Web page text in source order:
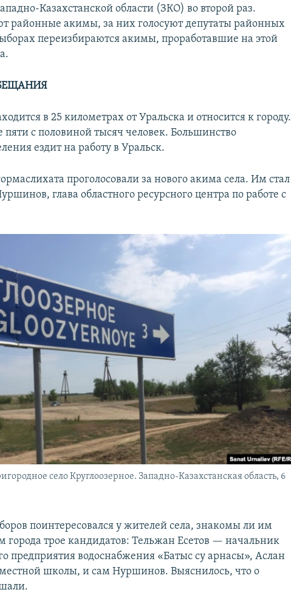
Казахстанской области (ЗКО) во второй раз.
районные акимы, за них голосуют депутаты районных
переизбираются акимы, проработавшие на этой
в 25 километрах от Уральска и относится к городу.
пяти с половиной тысяч человек. Большинство
ездит на работу в Уральск.
проголосовали за нового акима села. Им стал
глава областного ресурсного центра по работе с
село Круглоозерное. Западно-Казахстанская область, 6
поинтересовался у жителей села, знакомы ли им
трое кандидатов: Тельжан Есетов — начальник
предприятия водоснабжения «Батыс су арнасы», Аслан
школы, и сам Нуршинов. Выяснилось, что о